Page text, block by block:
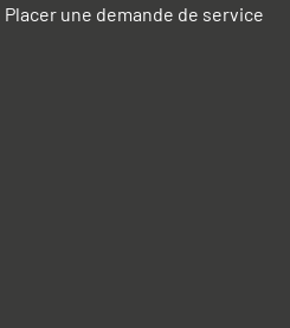
Placer une demande de service